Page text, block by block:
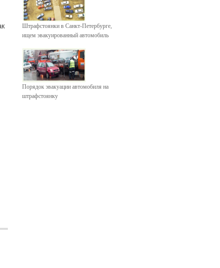
Штрафстоянки в Санкт-Петербурге,
ищем эвакуированный автомобиль
Порядок эвакуации автомобиля на
штрафстоянку